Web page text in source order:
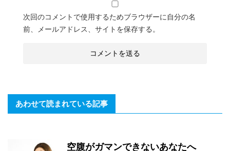
次回のコメントで使用するためブラウザーに自分の名
前、メールアドレス、サイトを保存する。
あわせて読まれている記事
空腹がガマンできないあなたへ